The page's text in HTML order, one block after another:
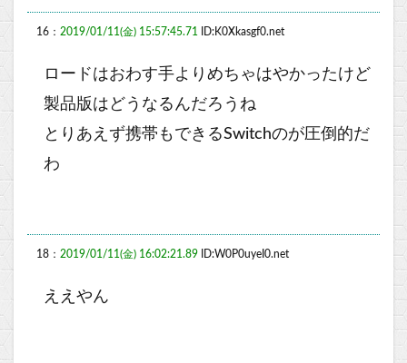
16： 2019/01/11(金) 15:57:45.71 ID:K0Xkasgf0.net
ロードはおわす手よりめちゃはやかったけど
製品版はどうなるんだろうね
とりあえず携帯もできるSwitchのが圧倒的だ
わ
18： 2019/01/11(金) 16:02:21.89 ID:W0P0uyeI0.net
ええやん